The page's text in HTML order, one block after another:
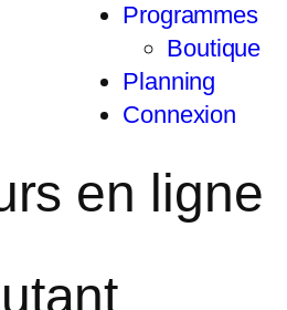
Programmes
Boutique
Planning
Connexion
en ligne